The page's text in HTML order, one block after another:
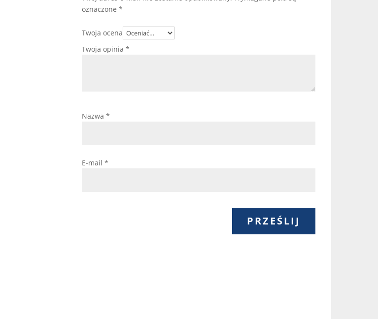
oznaczone*
Twoja ocena
Twoja opinia*
Nazwa*
E-mail*
PRZEŚLIJ